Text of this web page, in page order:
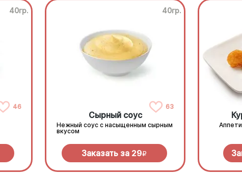
40гр.
46
40гр.
63
Сырный соус
Нежный соус с насыщенным сырным
вкусом
Заказать за 29R